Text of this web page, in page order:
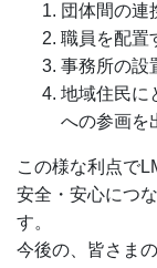
団体間の連
職員を配置
事務所の設
地域住民に
への参画を
この様な利点で
安全・安心につ
す。
今後の、皆さま